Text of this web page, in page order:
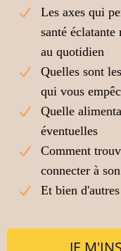
Les axes qui
santé éclatante
au quotidien
Quelles sont
qui vous
Quelle
éventuelles
Comment
connecter à
Et bien
JE